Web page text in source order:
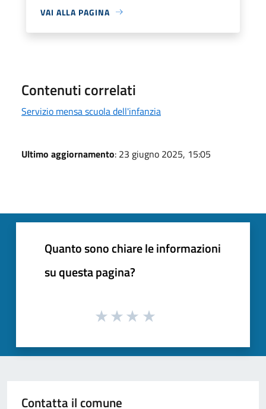
VAI ALLA PAGINA
Contenuti correlati
Servizio mensa scuola dell'infanzia
Ultimo aggiornamento: 23 giugno 2025, 15:05
Quanto sono chiare le informazioni
su questa pagina?
Contatta il comune